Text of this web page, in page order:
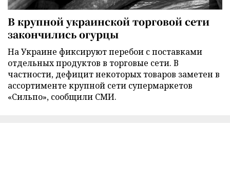
В крупной украинской торговой сети
закончились огурцы
На Украине фиксируют перебои с поставками
отдельных продуктов в торговые сети. В
частности, дефицит некоторых товаров заметен в
ассортименте крупной сети супермаркетов
«Сильпо», сообщили СМИ.